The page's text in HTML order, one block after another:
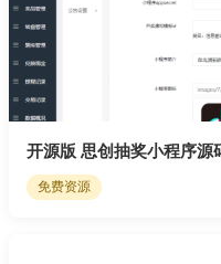
开源版 思创抽奖小程序源
免费资源